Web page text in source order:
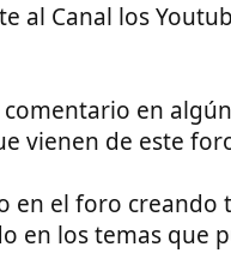
al Canal los
comentario en
vienen de este
en el foro creando
en los temas que